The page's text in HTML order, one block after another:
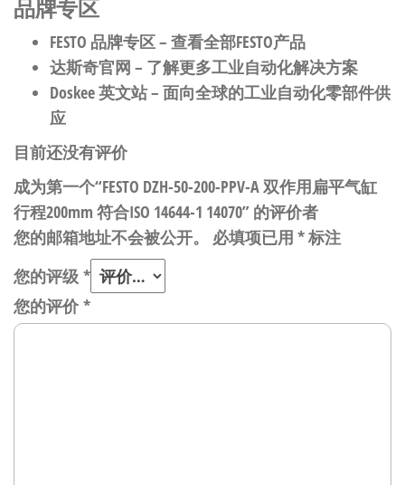
品牌专区
FESTO 品牌专区– 查看全部FESTO产品
达斯奇官网 – 了解更多工业自动化解决方案
Doskee 英文站– 面向全球的工业自动化零部件供
应
目前还没有评价
成为第一个“FESTO DZH-50-200-PPV-A 双作用扁平气缸
行程200mm 符合ISO 14644-1 14070” 的评价者
您的邮箱地址不会被公开。
必填项已用 *标注
您的评级 *
您的评价*